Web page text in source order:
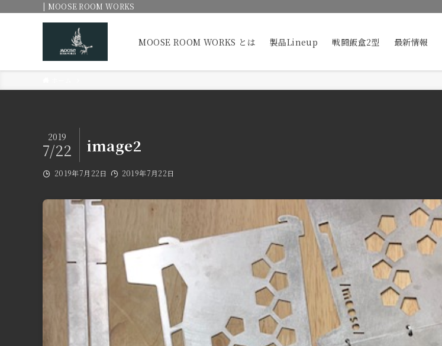
| MOOSE ROOM WORKS
MOOSE ROOM WORKS とは 製品Lineup 戦闘飯盒2型 最新情報
image2
2019
7/22
2019年7月22日 2019年7月22日